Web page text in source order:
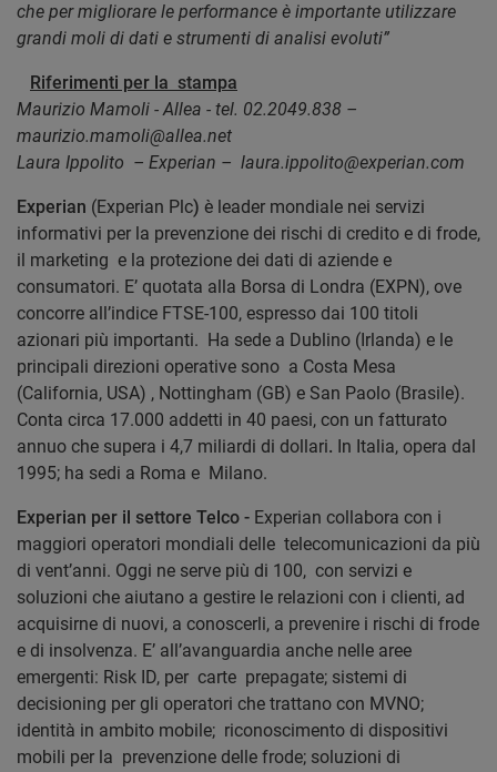
che per migliorare le performance è importante utilizzare
grandi moli di dati e strumenti di analisi evoluti”
Riferimenti per la stampa
Maurizio Mamoli - Allea - tel. 02.2049.838 –
maurizio.mamoli@allea.net
Laura Ippolito – Experian – laura.ippolito@experian.com
Experian (Experian Plc) è leader mondiale nei servizi
informativi per la prevenzione dei rischi di credito e di frode,
il marketing e la protezione dei dati di aziende e
consumatori. E’ quotata alla Borsa di Londra (EXPN), ove
concorre all’indice FTSE-100, espresso dai 100 titoli
azionari più importanti. Ha sede a Dublino (Irlanda) e le
principali direzioni operative sono a Costa Mesa
(California, USA) , Nottingham (GB) e San Paolo (Brasile).
Conta circa 17.000 addetti in 40 paesi, con un fatturato
annuo che supera i 4,7 miliardi di dollari. In Italia, opera dal
1995; ha sedi a Roma e Milano.
Experian per il settore Telco - Experian collabora con i
maggiori operatori mondiali delle telecomunicazioni da più
di vent’anni. Oggi ne serve più di 100, con servizi e
soluzioni che aiutano a gestire le relazioni con i clienti, ad
acquisirne di nuovi, a conoscerli, a prevenire i rischi di frode
e di insolvenza. E’ all’avanguardia anche nelle aree
emergenti: Risk ID, per carte prepagate; sistemi di
decisioning per gli operatori che trattano con MVNO;
identità in ambito mobile; riconoscimento di dispositivi
mobili per la prevenzione delle frode; soluzioni di